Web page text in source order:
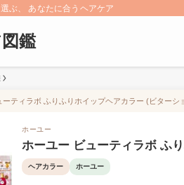
ぶ、 あなたに合うヘアケア
鑑
ーティラボ ふりふりホイップヘアカラー (ビター
ホーユー
ホーユー ビューティラボ ふ
ヘアカラー ホーユー